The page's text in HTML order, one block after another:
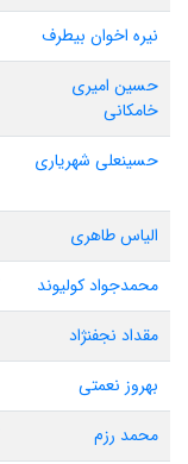
نیره اخوان بیطرف
حسین امیری
خامکانی
حسینعلی شهریاری
الیاس طاهری
محمدجواد کولیوند
مقداد نجفنژاد
بهروز نعمتی
محمد رزم